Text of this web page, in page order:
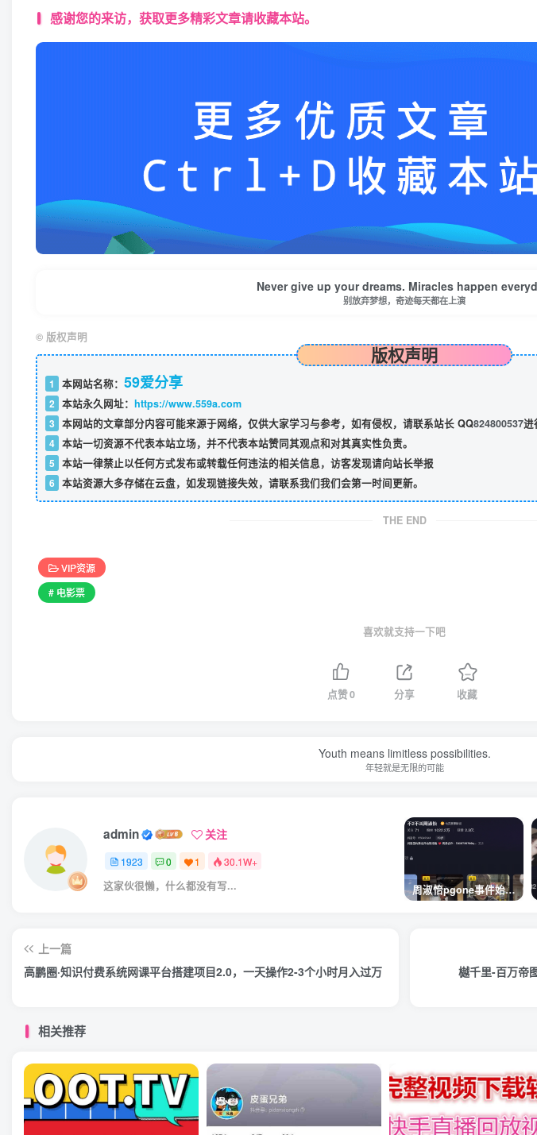
感谢您的来访，获取更多精彩文章请收藏本站。
Never give up your dreams. Miracles happen
别放弃梦想，奇迹每天都在上演
© 版权声明
版权声明
1 本网站名称： 59爱分享
2 本站永久网址： https://www.559a.com
3 本网站的文章部分内容可能来源于网络，仅供大家学习与参考，如有侵权，请联系站长 QQ824800537进
4 本站一切资源不代表本站立场，并不代表本站赞同其观点和对其真实性负责。
5 本站一律禁止以任何方式发布或转载任何违法的相关信息，访客发现请向站长举报
6 本站资源大多存储在云盘，如发现链接失效，请联系我们我们会第一时间更新。
THE END
VIP资源
# 电影票
喜欢就支持一下吧
点赞0 分享 收藏
Youth means limitless possibilities.
年轻就是无限的可能
admin 关注
1923 0 1 30.1W+
这家伙很懒，什么都没有写... 周淑怡pgone事件始末，周淑怡现状
上一篇
高鹏圈·知识付费系统网课平台搭建项目2.0，一天操作2-3个小时月入过万
樾千里-百万帝
相关推荐